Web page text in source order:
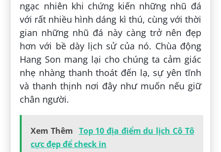
ngạc nhiên khi chứng kiến những nhũ đá
với rất nhiều hình dáng kì thú, cùng với thời
gian những nhũ đá này càng trở nên đẹp
hơn với bề dày lịch sử của nó. Chùa động
Hang Son mang lại cho chúng ta cảm giác
nhẹ nhàng thanh thoát đến lạ, sự yên tĩnh
và thanh thịnh nơi đây như muốn nếu giữ
chân người.
Xem Thêm Top 10 địa điểm du lịch Cô Tô
cực đẹp để check in